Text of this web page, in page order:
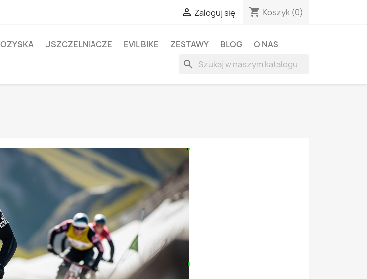
 Zaloguj się shopping_cart Koszyk (0)
USZCZELNIACZE EVIL BIKE ZESTAWY BLOG O NAS
search